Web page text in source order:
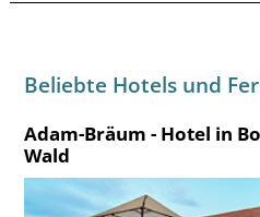
Beliebte Hotels und
Adam-Bräum - Hotel in
Wald